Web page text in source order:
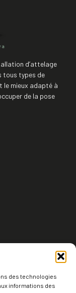
des technologies
informations des
d’attelage
tous types de
le mieux adapté à
de la pose